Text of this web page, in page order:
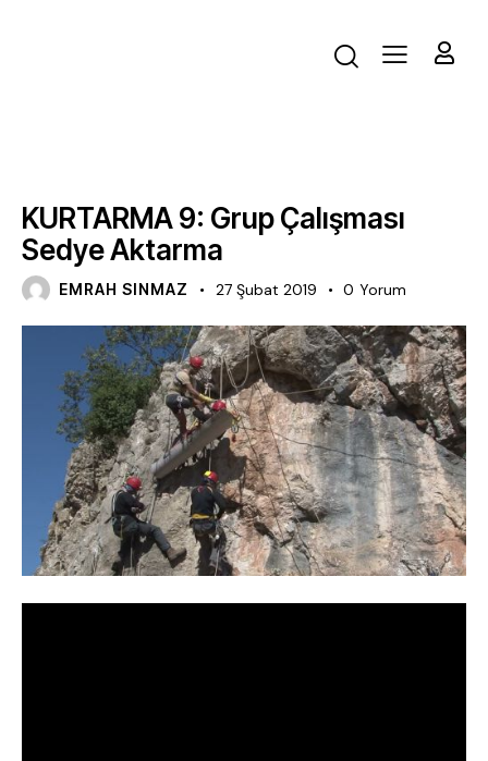
KURTARMA 9: Grup Çalışması
Sedye Aktarma
EMRAH SINMAZ 27 Şubat 2019 0 Yorum